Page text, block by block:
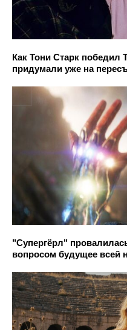
Как Тони Старк победил
придумали уже на
"Супергёрл"
вопросом будущее всей